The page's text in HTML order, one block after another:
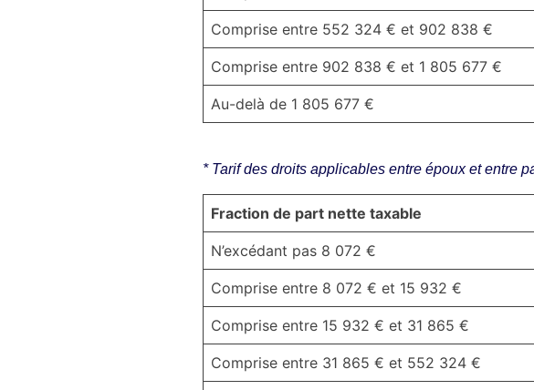
Comprise entre 552 324 € et 902 838 €
Comprise entre 902 838 € et 1 805 677 €
Au-delà de 1 805 677 €
* Tarif des droits applicables entre époux et entre
Fraction de part nette taxable
N’excédant pas 8 072 €
Comprise entre 8 072 € et 15 932 €
Comprise entre 15 932 € et 31 865 €
Comprise entre 31 865 € et 552 324 €